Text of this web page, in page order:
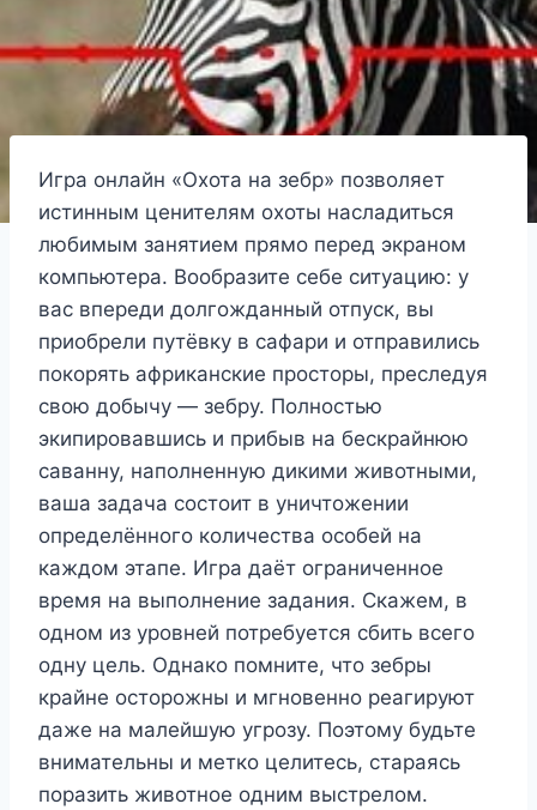
Игра онлайн «Охота на зебр» позволяет
истинным ценителям охоты насладиться
любимым занятием прямо перед экраном
компьютера. Вообразите себе ситуацию: у
вас впереди долгожданный отпуск, вы
приобрели путёвку в сафари и отправились
покорять африканские просторы, преследуя
свою добычу — зебру. Полностью
экипировавшись и прибыв на бескрайнюю
саванну, наполненную дикими животными,
ваша задача состоит в уничтожении
определённого количества особей на
каждом этапе. Игра даёт ограниченное
время на выполнение задания. Скажем, в
одном из уровней потребуется сбить всего
одну цель. Однако помните, что зебры
крайне осторожны и мгновенно реагируют
даже на малейшую угрозу. Поэтому будьте
внимательны и метко целитесь, стараясь
поразить животное одним выстрелом.